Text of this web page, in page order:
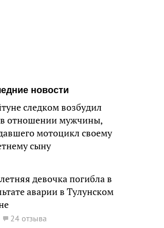
новости
следком возбудил
отношении мужчины,
мотоцикл своему
сыну
девочка погибла в
аварии в Тулунском
24 отзыва